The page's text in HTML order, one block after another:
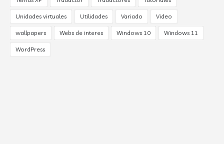
Unidades virtuales Utilidades Variado Video
wallpapers Webs de interes Windows 10 Windows 11
WordPress